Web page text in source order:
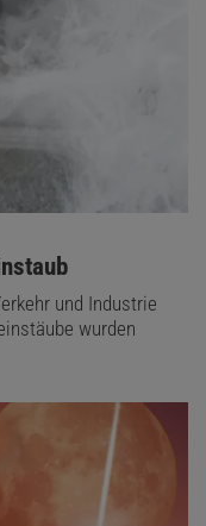
und Industrie
wurden